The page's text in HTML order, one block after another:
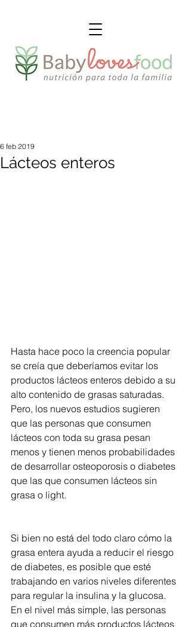
Lácteos enteros
6 feb 2019
Hasta hace poco la creencia popular
se creía que deberíamos evitar los
productos lácteos enteros debido a su
alto contenido de grasas saturadas.
Pero, los nuevos estudios sugieren
que las personas que consumen
lácteos con toda su grasa pesan
menos y tienen menos probabilidades
de desarrollar osteoporosis o diabetes
que las que consumen lácteos sin
grasa o light.
Si bien no está del todo claro cómo la
grasa entera ayuda a reducir el riesgo
de diabetes, es posible que esté
trabajando en varios niveles diferentes
para regular la insulina y la glucosa.
En el nivel más simple, las personas
que consumen más productos lácteos